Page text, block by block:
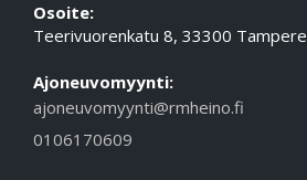
Osoite:
Teerivuorenkatu 8, 33300 Tampere
Ajoneuvomyynti:
ajoneuvomyynti@rmheino.fi
0106170609